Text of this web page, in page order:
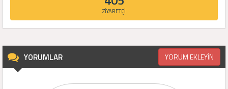
ZİYARETÇİ
YORUMLAR YORUM EKLEYİN